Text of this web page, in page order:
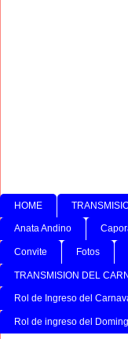
HOME
Anata Andino
Convite Fotos
TRANSMISION DEL
Rol de Ingreso del
Rol de ingreso del